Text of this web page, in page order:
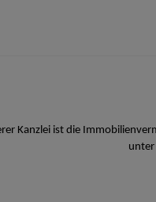
Kanzlei ist die
unter